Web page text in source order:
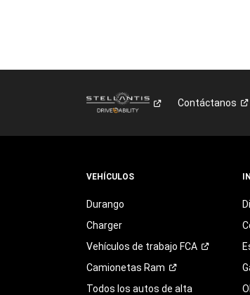
Contáctanos
VEHÍCULOS
Durango
Charger
Vehículos de trabajo FCA
Camionetas Ram
Todos los autos de alta